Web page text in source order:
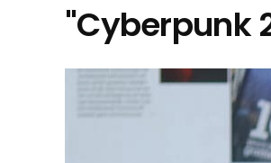
"Cyberpunk